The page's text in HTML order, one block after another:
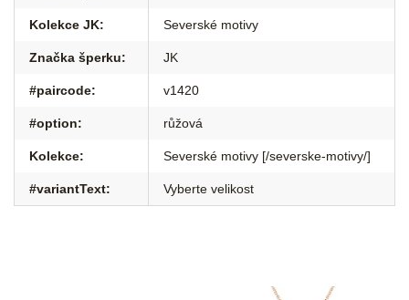
Kolekce JK: Severské motivy
Značka šperku: JK
#paircode: v1420
#option: růžová
Kolekce: Severské motivy [/severske-motivy/]
#variantText: Vyberte velikost